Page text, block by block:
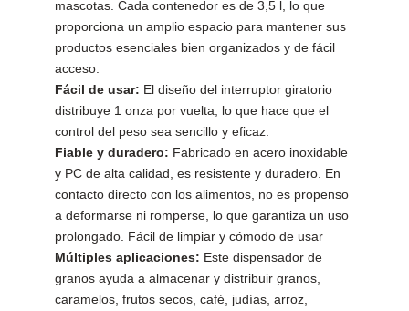
mascotas. Cada contenedor es de 3,5 l, lo que
proporciona un amplio espacio para mantener sus
productos esenciales bien organizados y de fácil
acceso.
Fácil de usar: El diseño del interruptor giratorio
distribuye 1 onza por vuelta, lo que hace que el
control del peso sea sencillo y eficaz.
Fiable y duradero: Fabricado en acero inoxidable
y PC de alta calidad, es resistente y duradero. En
contacto directo con los alimentos, no es propenso
a deformarse ni romperse, lo que garantiza un uso
prolongado. Fácil de limpiar y cómodo de usar
Múltiples aplicaciones: Este dispensador de
granos ayuda a almacenar y distribuir granos,
caramelos, frutos secos, café, judías, arroz,